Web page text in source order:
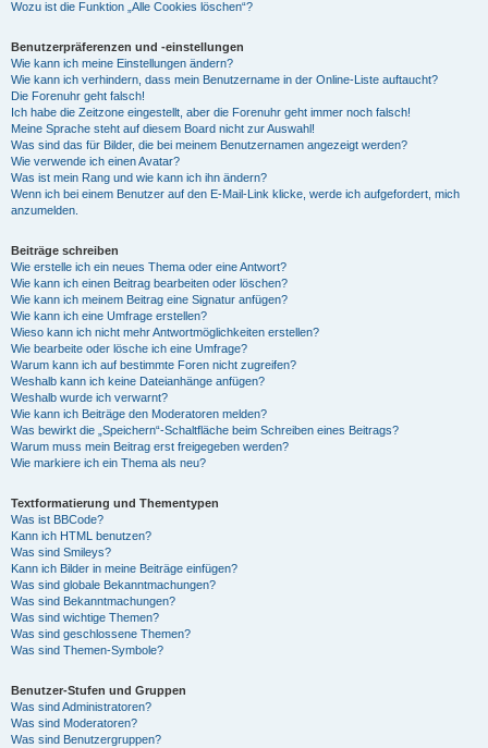
Wozu ist die Funktion „Alle Cookies löschen“?
Benutzerpräferenzen und -einstellungen
Wie kann ich meine Einstellungen ändern?
Wie kann ich verhindern, dass mein Benutzername in der Online-Liste auftaucht?
Die Forenuhr geht falsch!
Ich habe die Zeitzone eingestellt, aber die Forenuhr geht immer noch falsch!
Meine Sprache steht auf diesem Board nicht zur Auswahl!
Was sind das für Bilder, die bei meinem Benutzernamen angezeigt werden?
Wie verwende ich einen Avatar?
Was ist mein Rang und wie kann ich ihn ändern?
Wenn ich bei einem Benutzer auf den E-Mail-Link klicke, werde ich aufgefordert, mich
anzumelden.
Beiträge schreiben
Wie erstelle ich ein neues Thema oder eine Antwort?
Wie kann ich einen Beitrag bearbeiten oder löschen?
Wie kann ich meinem Beitrag eine Signatur anfügen?
Wie kann ich eine Umfrage erstellen?
Wieso kann ich nicht mehr Antwortmöglichkeiten erstellen?
Wie bearbeite oder lösche ich eine Umfrage?
Warum kann ich auf bestimmte Foren nicht zugreifen?
Weshalb kann ich keine Dateianhänge anfügen?
Weshalb wurde ich verwarnt?
Wie kann ich Beiträge den Moderatoren melden?
Was bewirkt die „Speichern“-Schaltfläche beim Schreiben eines Beitrags?
Warum muss mein Beitrag erst freigegeben werden?
Wie markiere ich ein Thema als neu?
Textformatierung und Thementypen
Was ist BBCode?
Kann ich HTML benutzen?
Was sind Smileys?
Kann ich Bilder in meine Beiträge einfügen?
Was sind globale Bekanntmachungen?
Was sind Bekanntmachungen?
Was sind wichtige Themen?
Was sind geschlossene Themen?
Was sind Themen-Symbole?
Benutzer-Stufen und Gruppen
Was sind Administratoren?
Was sind Moderatoren?
Was sind Benutzergruppen?